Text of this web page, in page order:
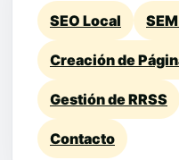
SEO Local
Creación de
Gestión de RRSS
Contacto